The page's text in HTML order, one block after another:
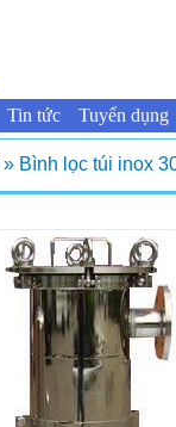
Tin tức Tuyển dụng
» Bình lọc túi inox